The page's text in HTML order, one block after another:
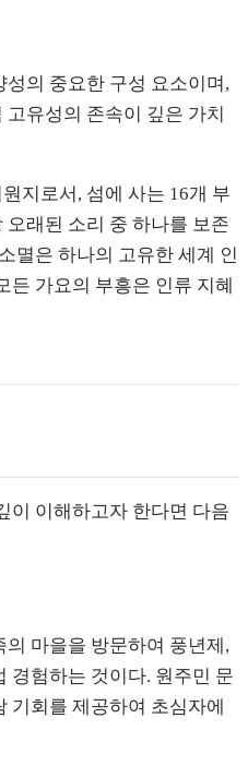
의 중요한 구성 요소이며,
유성의 존속이 깊은 가치
지로서, 섬에 사는 16개 부
래된 소리 중 하나를 보존
멸은 하나의 고유한 세계 인
든 가요의 부흥은 인류 지혜
이 이해하고자 한다면 다음
마을을 방문하여 풍년제,
경험하는 것이다. 원주민 문
기회를 제공하여 초심자에